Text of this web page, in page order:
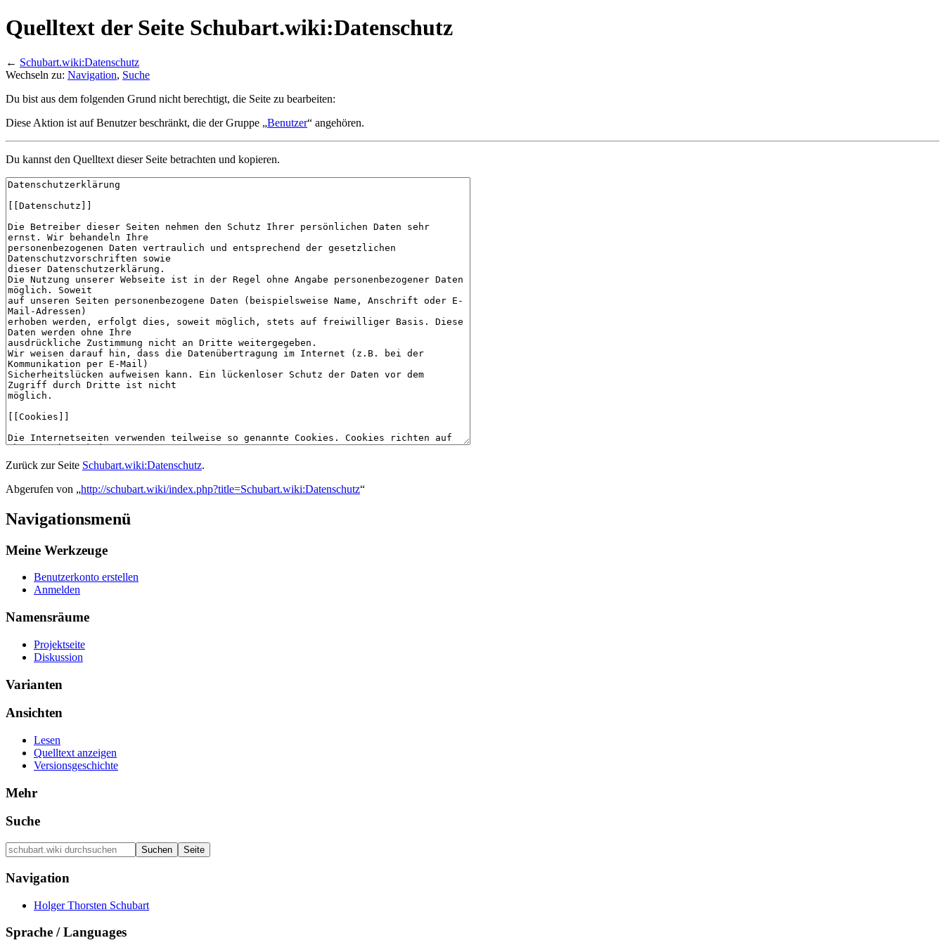
Quelltext der Seite Schubart.wiki:Datenschutz
← Schubart.wiki:Datenschutz
Wechseln zu: Navigation, Suche
Du bist aus dem folgenden Grund nicht berechtigt, die Seite zu bearbeiten:
Diese Aktion ist auf Benutzer beschränkt, die der Gruppe „Benutzer“ angehören.
Du kannst den Quelltext dieser Seite betrachten und kopieren.
Zurück zur Seite Schubart.wiki:Datenschutz.
Abgerufen von „http://schubart.wiki/index.php?title=Schubart.wiki:Datenschutz“
Navigationsmenü
Meine Werkzeuge
Benutzerkonto erstellen
Anmelden
Namensräume
Projektseite
Diskussion
Varianten
Ansichten
Lesen
Quelltext anzeigen
Versionsgeschichte
Mehr
Suche
Navigation
Holger Thorsten Schubart
Sprache / Languages